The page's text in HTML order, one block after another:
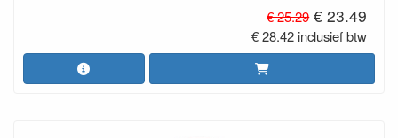
€ 25.29 € 23.49
€ 28.42 inclusief btw